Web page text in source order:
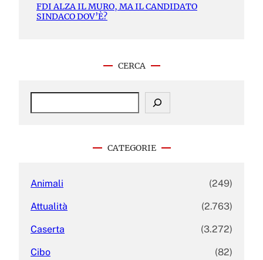
FDI ALZA IL MURO, MA IL CANDIDATO
SINDACO DOV’È?
CERCA
S
CATEGORIE
Animali (249)
Attualità (2.763)
Caserta (3.272)
Cibo (82)